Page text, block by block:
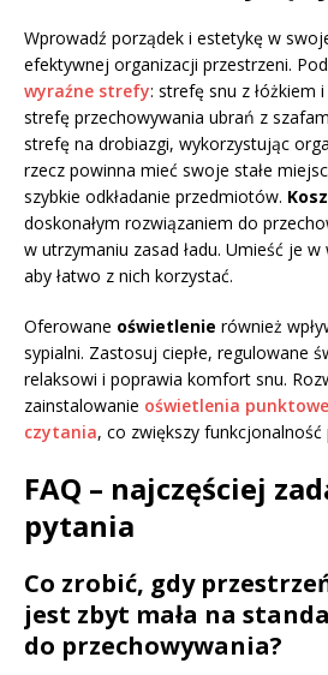
Wprowadź porządek i estetykę w
efektywnej organizacji przestrzeni.
wyraźne strefy: strefę snu z łóżkiem
strefę przechowywania ubrań z
strefę na drobiazgi, wykorzystując
rzecz powinna mieć swoje stałe
szybkie odkładanie przedmiotów.
doskonałym rozwiązaniem do
w utrzymaniu zasad ładu. Umieść je
aby łatwo z nich korzystać.
Oferowane oświetlenie również
sypialni. Zastosuj ciepłe, regulowane
relaksowi i poprawia komfort snu.
zainstalowanie oświetlenia
czytania, co zwiększy funkcjonalność
FAQ – najczęściej
pytania
Co zrobić, gdy
jest zbyt mała na
do przechowywania?